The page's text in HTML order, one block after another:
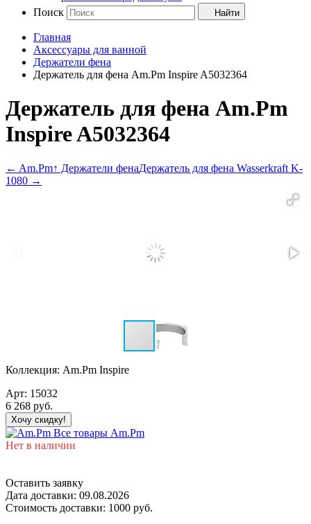
Поиск
Найти
Главная
Аксессуары для ванной
Держатели фена
Держатель для фена Am.Pm Inspire A5032364
Держатель для фена Am.Pm
Inspire A5032364
← Am.Pm↑ Держатели фенаДержатель для фена Wasserkraft K-
1080 →
Коллекция: Am.Pm Inspire
Арт: 15032
6 268 руб.
Хочу скидку!
Все товары Am.Pm
Нет в наличии
Оставить заявку
Дата доставки: 09.08.2026
Стоимость доставки: 1000 руб.